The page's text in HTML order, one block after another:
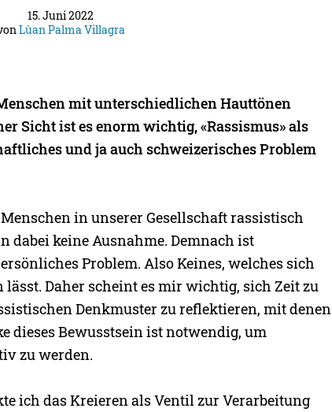
15. Juni 2022
Lùan Palma Villagra
mit unterschiedlichen Hauttönen
Sicht ist es enorm wichtig, «Rassismus» als
und ja auch schweizerisches Problem
in unserer Gesellschaft rassistisch
dabei keine Ausnahme. Demnach ist
Problem. Also Keines, welches sich
lässt. Daher scheint es mir wichtig, sich Zeit zu
Denkmuster zu reflektieren, mit denen
dieses Bewusstsein ist notwendig, um
zu werden.
ich das Kreieren als Ventil zur Verarbeitung